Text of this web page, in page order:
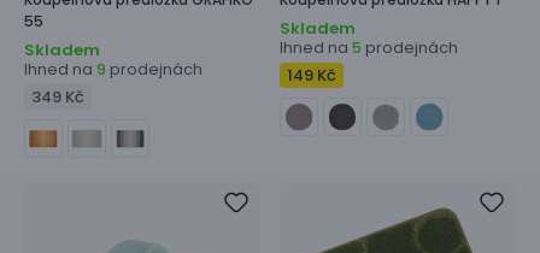
55
Skladem
Ihned na 9 prodejnách
349 Kč
Skladem
Ihned na 5 prodejnách
149 Kč